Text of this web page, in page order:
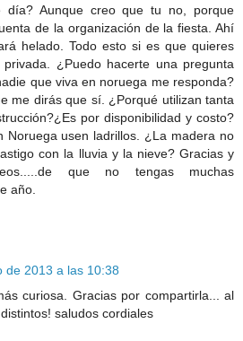
día? Aunque creo que tu no, porque
de la organización de la fiesta. Ahí
helado. Todo esto si es que quieres
¿Puedo hacerte una pregunta
que viva en noruega me responda?
me dirás que sí. ¿Porqué utilizan tanta
por disponibilidad y costo?
Noruega usen ladrillos. ¿La madera no
con la lluvia y la nieve? Gracias y
que no tengas muchas
año.
de 2013 a las 10:38
curiosa. Gracias por compartirla... al
saludos cordiales